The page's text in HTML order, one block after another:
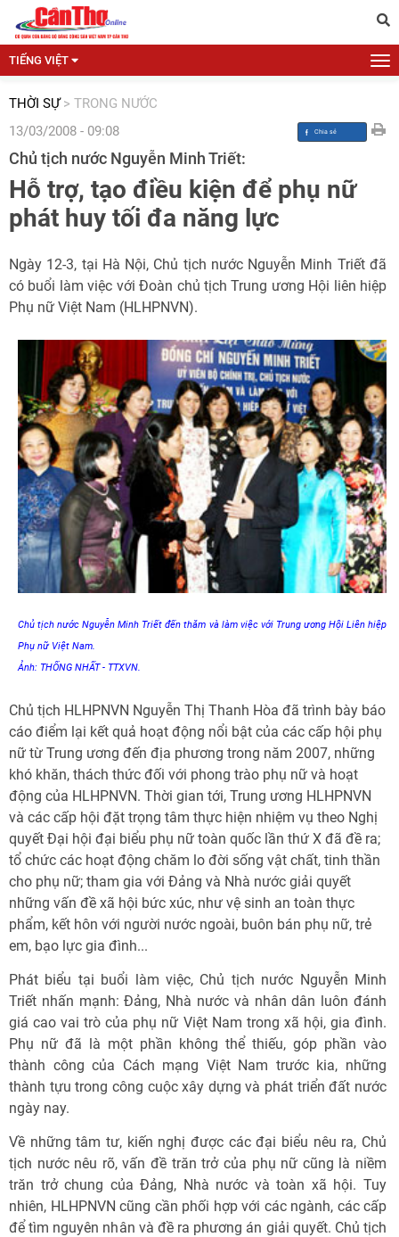
TIẾNG VIỆT
THỜI SỰ > TRONG NƯỚC
13/03/2008 - 09:08
Chủ tịch nước Nguyễn Minh Triết:
Hỗ trợ, tạo điều kiện để phụ nữ
phát huy tối đa năng lực
Ngày 12-3, tại Hà Nội, Chủ tịch nước Nguyễn Minh Triết đã
có buổi làm việc với Đoàn chủ tịch Trung ương Hội liên hiệp
Phụ nữ Việt Nam (HLHPNVN).
Chủ tịch nước Nguyễn Minh Triết đến thăm và làm việc với Trung ương Hội Liên hiệp
Phụ nữ Việt Nam.
Ảnh: THỐNG NHẤT - TTXVN.
Chủ tịch HLHPNVN Nguyễn Thị Thanh Hòa đã trình bày báo
cáo điểm lại kết quả hoạt động nổi bật của các cấp hội phụ
nữ từ Trung ương đến địa phương trong năm 2007, những
khó khăn, thách thức đối với phong trào phụ nữ và hoạt
động của HLHPNVN. Thời gian tới, Trung ương HLHPNVN
và các cấp hội đặt trọng tâm thực hiện nhiệm vụ theo Nghị
quyết Đại hội đại biểu phụ nữ toàn quốc lần thứ X đã đề ra;
tổ chức các hoạt động chăm lo đời sống vật chất, tinh thần
cho phụ nữ; tham gia với Đảng và Nhà nước giải quyết
những vấn đề xã hội bức xúc, như vệ sinh an toàn thực
phẩm, kết hôn với người nước ngoài, buôn bán phụ nữ, trẻ
em, bạo lực gia đình...
Phát biểu tại buổi làm việc, Chủ tịch nước Nguyễn Minh
Triết nhấn mạnh: Đảng, Nhà nước và nhân dân luôn đánh
giá cao vai trò của phụ nữ Việt Nam trong xã hội, gia đình.
Phụ nữ đã là một phần không thể thiếu, góp phần vào
thành công của Cách mạng Việt Nam trước kia, những
thành tựu trong công cuộc xây dựng và phát triển đất nước
ngày nay.
Về những tâm tư, kiến nghị được các đại biểu nêu ra, Chủ
tịch nước nêu rõ, vấn đề trăn trở của phụ nữ cũng là niềm
trăn trở chung của Đảng, Nhà nước và toàn xã hội. Tuy
nhiên, HLHPNVN cũng cần phối hợp với các ngành, các cấp
để tìm nguyên nhân và đề ra phương án giải quyết. Chủ tịch